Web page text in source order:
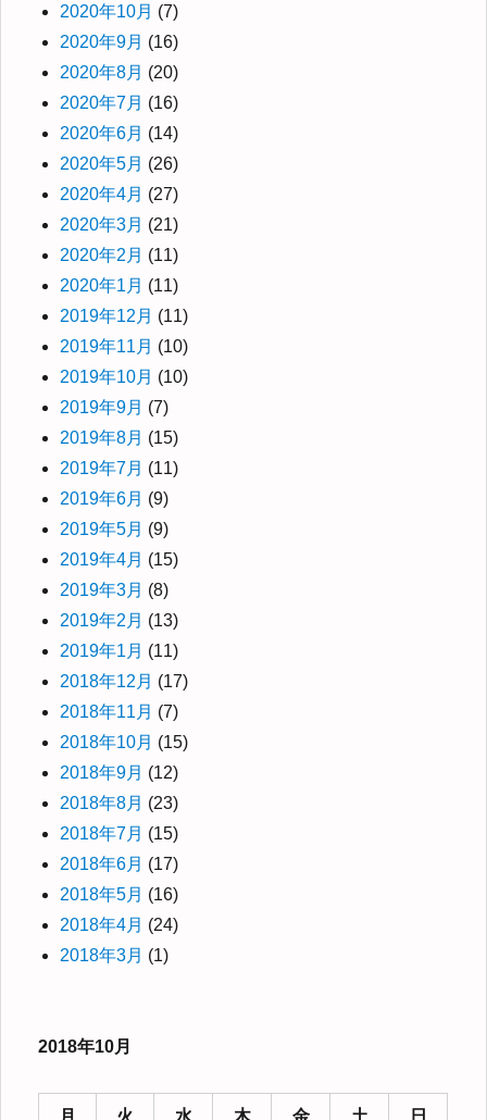
2020年10月 (7)
2020年9月 (16)
2020年8月 (20)
2020年7月 (16)
2020年6月 (14)
2020年5月 (26)
2020年4月 (27)
2020年3月 (21)
2020年2月 (11)
2020年1月 (11)
2019年12月 (11)
2019年11月 (10)
2019年10月 (10)
2019年9月 (7)
2019年8月 (15)
2019年7月 (11)
2019年6月 (9)
2019年5月 (9)
2019年4月 (15)
2019年3月 (8)
2019年2月 (13)
2019年1月 (11)
2018年12月 (17)
2018年11月 (7)
2018年10月 (15)
2018年9月 (12)
2018年8月 (23)
2018年7月 (15)
2018年6月 (17)
2018年5月 (16)
2018年4月 (24)
2018年3月 (1)
2018年10月
月 火 水 木 金 土 日